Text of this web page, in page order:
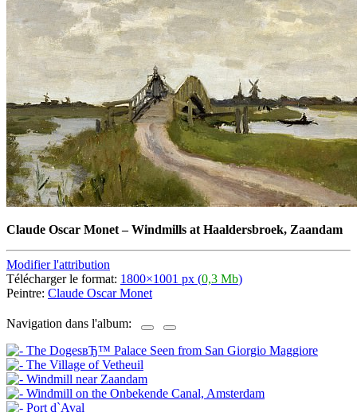
Claude Oscar Monet–Windmills at Haaldersbroek, Zaandam
Modifier l'attribution
Télécharger le format: 1800×1001 px (0,3 Mb)
Peintre: Claude Oscar Monet
Navigation dans l'album: